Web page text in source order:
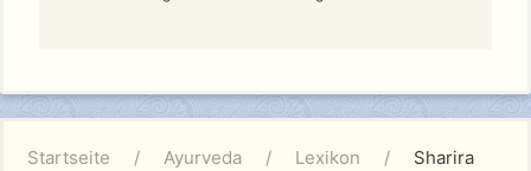
Startseite Ayurveda Lexikon Sharira